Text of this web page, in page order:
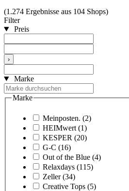
(1.274 Ergebnisse aus 104 Shops)
Filter
Preis
›
Marke
Marke
Meinposten. (2)
HEIMwert (1)
KESPER (20)
G-C (16)
Out of the Blue (4)
Relaxdays (115)
Zeller (34)
Creative Tops (5)